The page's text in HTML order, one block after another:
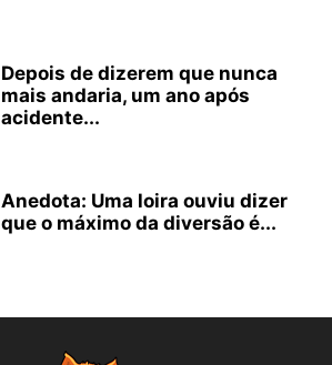
Depois de dizerem que nunca
mais andaria, um ano após
acidente...
Anedota: Uma loira ouviu dizer
que o máximo da diversão é...